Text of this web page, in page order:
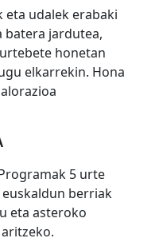
eta udalek erabaki
batera jardutea,
honetan
elkarrekin. Hona
5 urte
berriak
eta asteroko